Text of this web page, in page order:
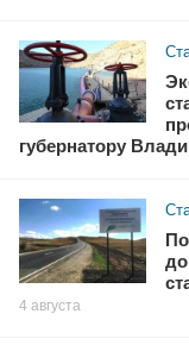
губернатору
4 августа